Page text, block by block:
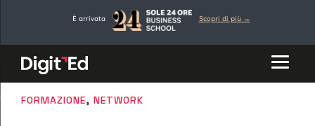
contenuto
È arrivata Scopri di più →
CATEGORIE
FORMAZIONE, NETWORK